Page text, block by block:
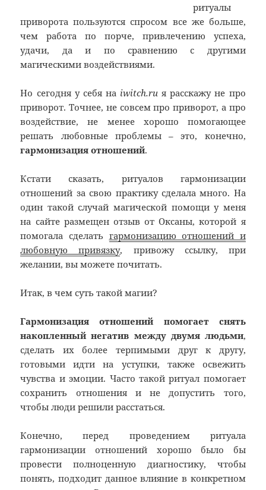
ритуалы
приворота пользуются спросом все же больше,
чем работа по порче, привлечению успеха,
удачи, да и по сравнению с другими
магическими воздействиями.
Но сегодня у себя на iwitch.ru я расскажу не про
приворот. Точнее, не совсем про приворот, а про
воздействие, не менее хорошо помогающее
решать любовные проблемы – это, конечно,
гармонизация отношений.
Кстати сказать, ритуалов гармонизации
отношений за свою практику сделала много. На
один такой случай магической помощи у меня
на сайте размещен отзыв от Оксаны, которой я
помогала сделать гармонизацию отношений и
любовную привязку, привожу ссылку, при
желании, вы можете почитать.
Итак, в чем суть такой магии?
Гармонизация отношений помогает снять
накопленный негатив между двумя людьми,
сделать их более терпимыми друг к другу,
готовыми идти на уступки, также освежить
чувства и эмоции. Часто такой ритуал помогает
сохранить отношения и не допустить того,
чтобы люди решили расстаться.
Конечно, перед проведением ритуала
гармонизации отношений хорошо было бы
провести полноценную диагностику, чтобы
понять, подходит данное влияние в конкретном